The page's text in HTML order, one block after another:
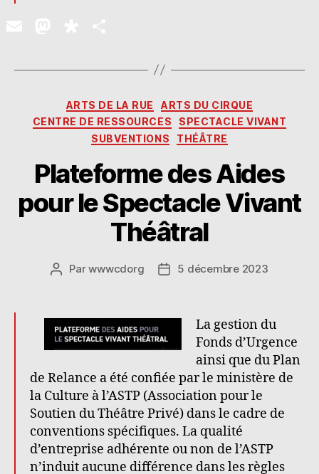
ai st
d
n
s
p
or
a
ta
g
er
Catégories
ARTS DE LA RUE
ARTS DU CIRQUE
CENTRE DE RESSOURCES
SPECTACLE VIVANT
SUBVENTIONS
THÉÂTRE
Plateforme des Aides
pour le Spectacle Vivant
Théâtral
Auteur
Parwwwcdorg
Date5 décembre 2023
La gestion du
Fonds d’Urgence
ainsi que du Plan
de Relance a été confiée par le ministère de
la Culture à l’ASTP (Association pour le
Soutien du Théâtre Privé) dans le cadre de
conventions spécifiques. La qualité
d’entreprise adhérente ou non de l’ASTP
n’induit aucune différence dans les règles